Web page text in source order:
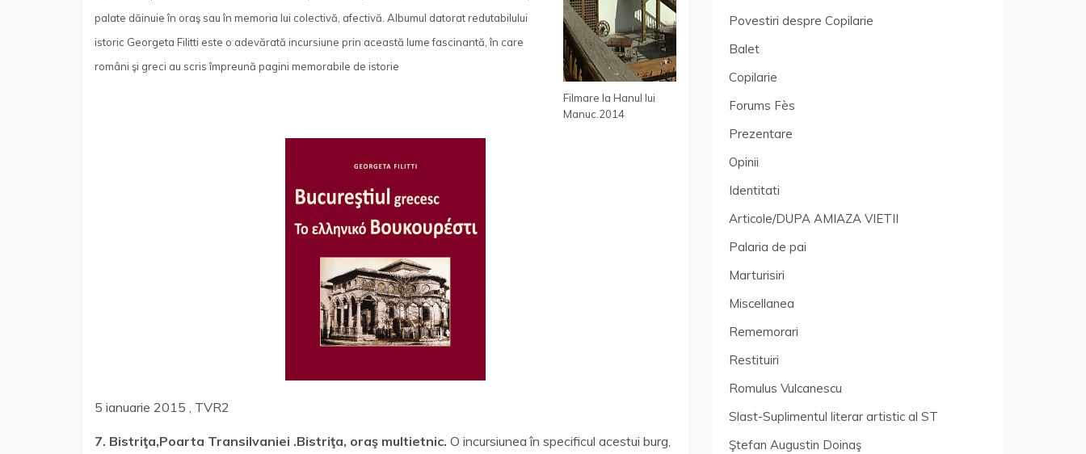
Filmare la Hanul lui
Manuc.2014
palate dăinuie în oraş sau în memoria lui colectivă, afectivă. Albumul datorat redutabilului
istoric Georgeta Filitti este o adevărată incursiune prin această lume fascinantă, în care
români şi greci au scris împreună pagini memorabile de istorie
5 ianuarie 2015 , TVR2
7. Bistriţa,Poarta Transilvaniei .Bistriţa, oraş multietnic. O incursiunea în specificul acestui burg,
Povestiri despre Copilarie
Balet
Copilarie
Forums Fès
Prezentare
Opinii
Identitati
Articole/DUPA AMIAZA VIETII
Palaria de pai
Marturisiri
Miscellanea
Rememorari
Restituiri
Romulus Vulcanescu
Slast-Suplimentul literar artistic al ST
Ştefan Augustin Doinaş